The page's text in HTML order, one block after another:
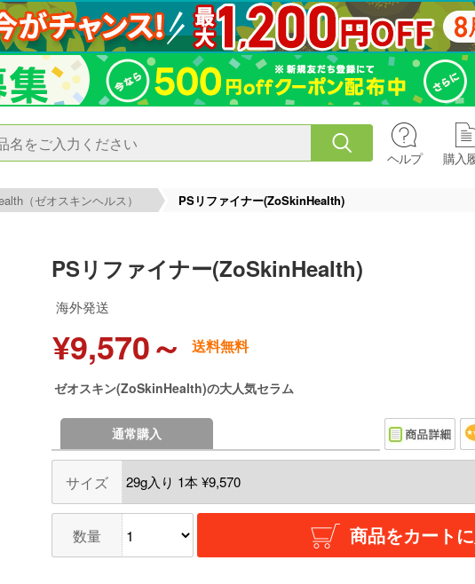
ヘルプ 購入
（ゼオスキンヘルス） PSリファイナー(ZoSkinHealth)
PSリファイナー(ZoSkinHealth)
海外発送
¥9,570～ 送料無料
ゼオスキン(ZoSkinHealth)の大人気セラム
通常購入
サイズ
数量 商品をカート